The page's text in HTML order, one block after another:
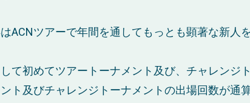
ACNツアーで年間を通してもっとも顕著な新人
て初めてツアートーナメント及び、チャレンジ
ト及びチャレンジトーナメントの出場回数が通